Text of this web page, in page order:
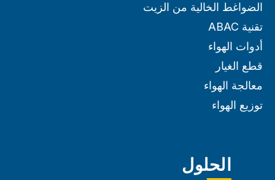
الضواغط الخالية من الزيت
تقنية ABAC
أدوات الهواء
قطع الغيار
معالجة الهواء
توزيع الهواء
الحلول